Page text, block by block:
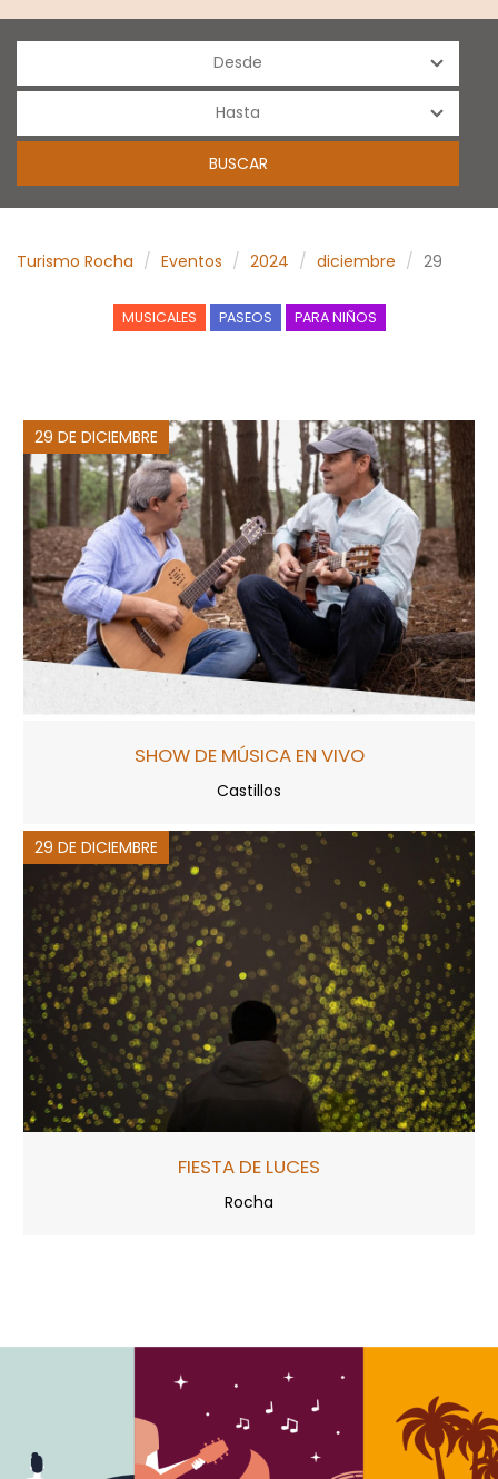
Turismo Rocha Eventos 2024 diciembre 29
MUSICALES PASEOS PARA NIÑOS
29 DE DICIEMBRE
SHOW DE MÚSICA EN VIVO
Castillos
29 DE DICIEMBRE
FIESTA DE LUCES
Rocha